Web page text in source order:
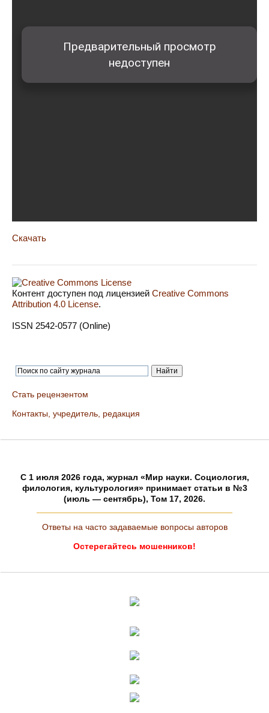
Скачать
Контент доступен под лицензией Creative Commons
Attribution 4.0 License.
ISSN 2542-0577 (Online)
Стать рецензентом
Контакты, учредитель, редакция
C 1 июля 2026 года, журнал «Мир науки. Социология,
филология, культурология» принимает статьи в №3
(июль — сентябрь), Том 17, 2026.
Ответы на часто задаваемые вопросы авторов
Остерегайтесь мошенников!